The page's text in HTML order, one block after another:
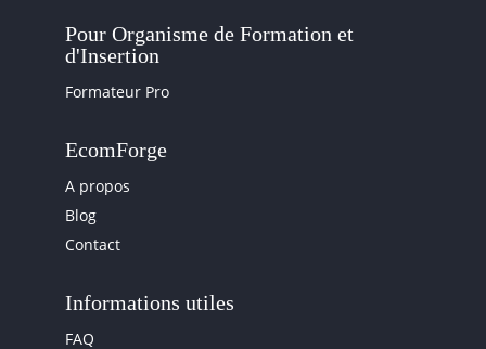
Pour Organisme de Formation et
d'Insertion
Formateur Pro
EcomForge
A propos
Blog
Contact
Informations utiles
FAQ